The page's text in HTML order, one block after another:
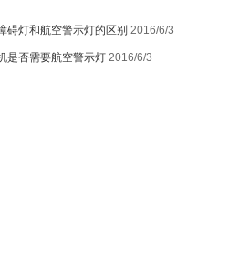
碍灯和航空警示灯的区别 2016/6/3
是否需要航空警示灯 2016/6/3